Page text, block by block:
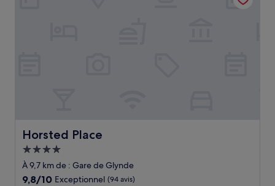
Horsted Place
Horsted Place
Hébergement
4.0 étoiles
À 9,7 km de : Gare de Glynde
9.8
9,8/10 Exceptionnel (94 avis)